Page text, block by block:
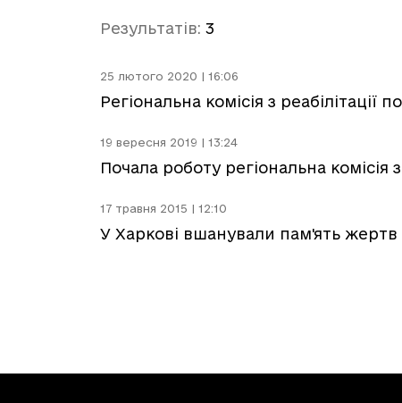
Результатів: 3
25 лютого 2020 | 16:06
Регіональна комісія з реабілітації
19 вересня 2019 | 13:24
Почала роботу регіональна комісія
17 травня 2015 | 12:10
У Харкові вшанували пам'ять жертв